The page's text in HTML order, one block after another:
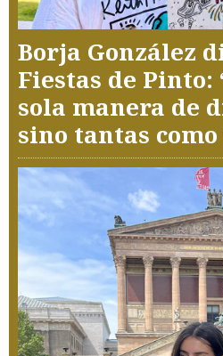
Borja González
Fiestas de Pinto:
sola manera de
sino tantas